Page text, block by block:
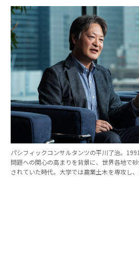
パシフィックコンサルタンツの平川了治。
問題への関心の高まりを背景に、世界各地で
されていた時代。大学では農業土木を専攻し